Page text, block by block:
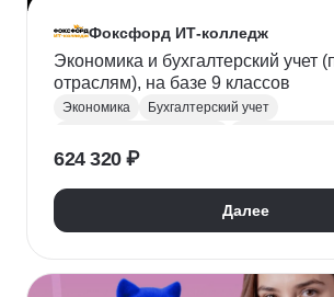
Фоксфорд ИТ-колледж
Экономика и бухгалтерский учет
отраслям), на базе 9 классов
Экономика
Бухгалтерский учет
СПО
Колледж
624 320 ₽
Далее